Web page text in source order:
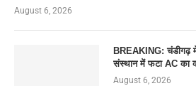
August 6, 2026
BREAKING: चंडीगढ़ में
संस्थान में फटा AC का
August 6, 2026